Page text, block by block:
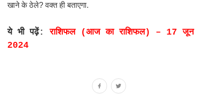
खाने के ठेले? वक्त ही बताएगा.
ये भी पढ़ें:राशिफल (आज का राशिफल) – 17 जून
2024